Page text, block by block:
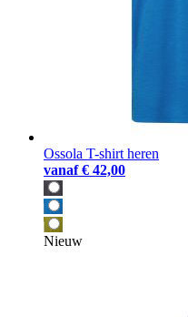
Ossola T-shirt heren
vanaf € 42,00
Nieuw